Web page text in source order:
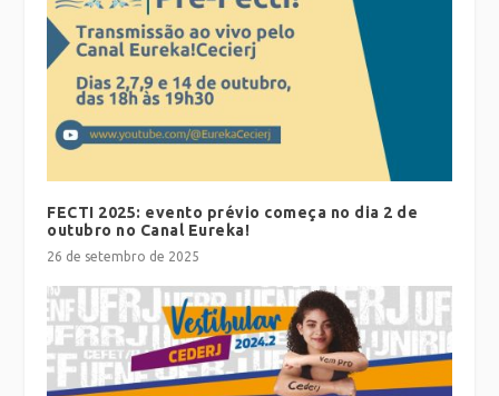
FECTI 2025: evento prévio começa no dia 2 de
outubro no Canal Eureka!
26 de setembro de 2025